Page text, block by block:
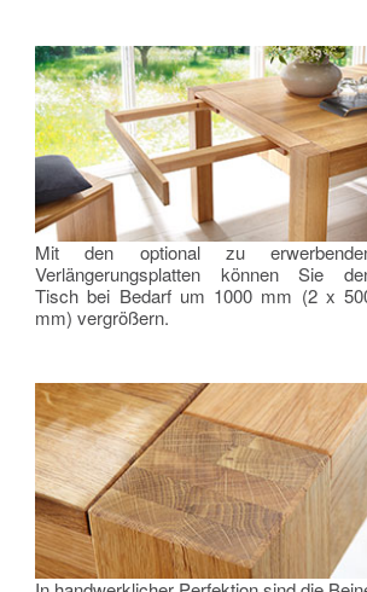
Mit den optional zu
Verlängerungsplatten können Sie
Tisch bei Bedarf um 1000 mm (2 x
mm) vergrößern.